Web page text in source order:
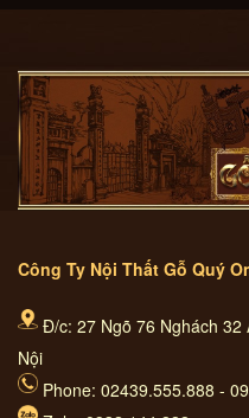
Công Ty Nội Thất Gỗ Quý
Đ/c: 27 Ngõ 76 Nghách 32
Nội
Phone: 02439.555.888 -